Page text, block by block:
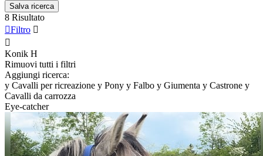
Salva ricerca
8 Risultato
Filtro 

Konik H
Rimuovi tutti i filtri
Aggiungi ricerca:
y Cavalli per ricreazione y Pony y Falbo y Giumenta y Castrone y
Cavalli da carrozza
Eye-catcher